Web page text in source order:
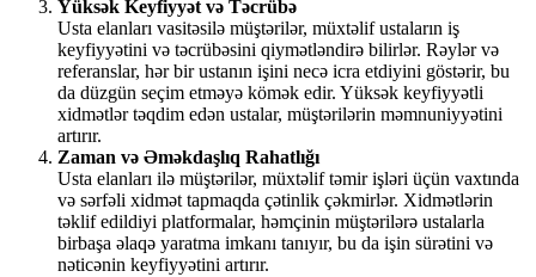
Yüksək Keyfiyyət və Təcrübə
Usta elanları vasitəsilə müştərilər, müxtəlif ustaların iş
keyfiyyətini və təcrübəsini qiymətləndirə bilirlər. Rəylər və
referanslar, hər bir ustanın işini necə icra etdiyini göstərir, bu
da düzgün seçim etməyə kömək edir. Yüksək keyfiyyətli
xidmətlər təqdim edən ustalar, müştərilərin məmnuniyyətini
artırır.
Zaman və Əməkdaşlıq Rahatlığı
Usta elanları ilə müştərilər, müxtəlif təmir işləri üçün vaxtında
və sərfəli xidmət tapmaqda çətinlik çəkmirlər. Xidmətlərin
təklif edildiyi platformalar, həmçinin müştərilərə ustalarla
birbaşa əlaqə yaratma imkanı tanıyır, bu da işin sürətini və
nəticənin keyfiyyətini artırır.